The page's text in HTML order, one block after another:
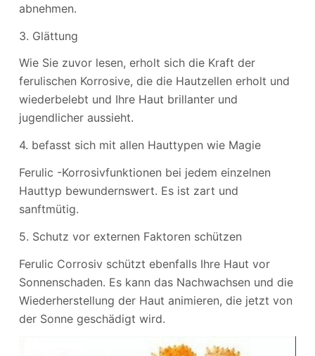
abnehmen.
3. Glättung
Wie Sie zuvor lesen, erholt sich die Kraft der
ferulischen Korrosive, die die Hautzellen erholt und
wiederbelebt und Ihre Haut brillanter und
jugendlicher aussieht.
4. befasst sich mit allen Hauttypen wie Magie
Ferulic -Korrosivfunktionen bei jedem einzelnen
Hauttyp bewundernswert. Es ist zart und
sanftmütig.
5. Schutz vor externen Faktoren schützen
Ferulic Corrosiv schützt ebenfalls Ihre Haut vor
Sonnenschaden. Es kann das Nachwachsen und die
Wiederherstellung der Haut animieren, die jetzt von
der Sonne geschädigt wird.